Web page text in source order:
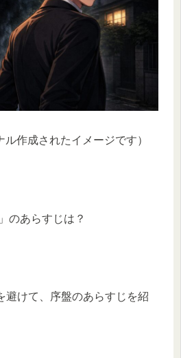
作成されたイメージです）
のあらすじは？
避けて、序盤のあらすじを紹